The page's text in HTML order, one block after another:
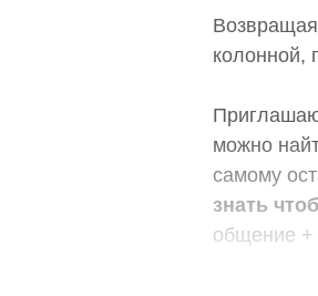
колонной,
можно
самому
знать
общение +